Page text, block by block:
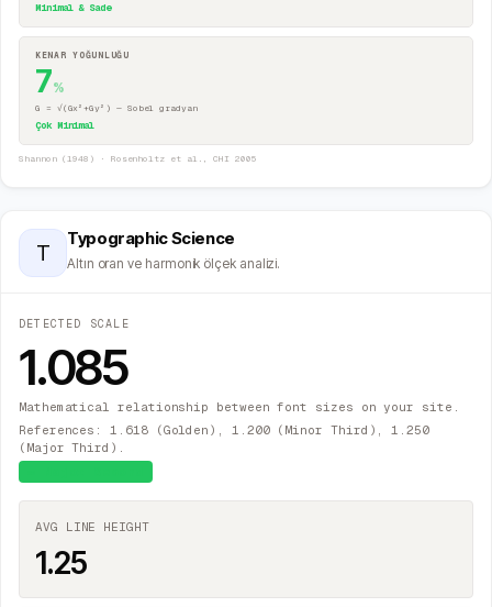
Minimal & Sade
KENAR YOĞUNLUĞU
7%
G = √(Gx²+Gy²) — Sobel gradyan
Çok Minimal
Shannon (1948) · Rosenholtz et al., CHI 2005
T
Typographic Science
Altın oran ve harmonik ölçek analizi.
DETECTED SCALE
1.085
Mathematical relationship between font sizes on your site.
References: 1.618 (Golden), 1.200 (Minor Third), 1.250
(Major Third).
AVG LINE HEIGHT
1.25